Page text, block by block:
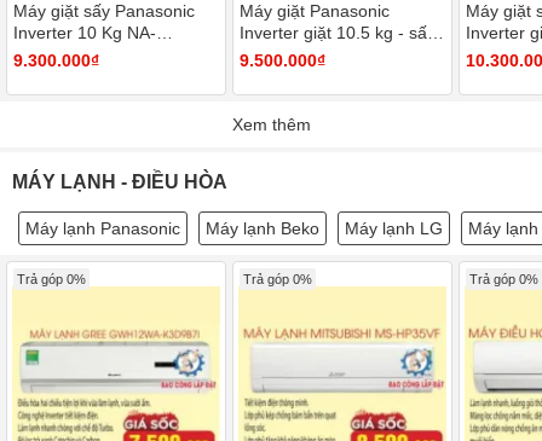
Máy giặt sấy Panasonic
Inverter 10 Kg NA-
V10FC1WVT
9.300.000₫
Máy giặt Panasonic
Inverter giặt 10.5 kg - sấy
tiện ích 2 kg NA-
9.500.000₫
Máy giặt
Inverter
kg NA-
Xem thêm
MÁY LẠNH - ĐIỀU HÒA
Máy lạnh Panasonic Máy lạnh Beko Máy lạnh LG Máy
Trả góp 0% Trả góp 0% Trả góp 0%